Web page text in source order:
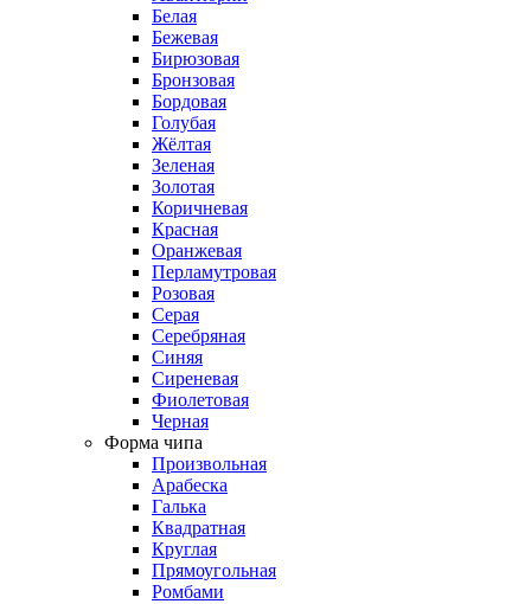
Белая
Бежевая
Бирюзовая
Бронзовая
Бордовая
Голубая
Жёлтая
Зеленая
Золотая
Коричневая
Красная
Оранжевая
Перламутровая
Розовая
Серая
Серебряная
Синяя
Сиреневая
Фиолетовая
Черная
Форма чипа
Произвольная
Арабеска
Галька
Квадратная
Круглая
Прямоугольная
Ромбами